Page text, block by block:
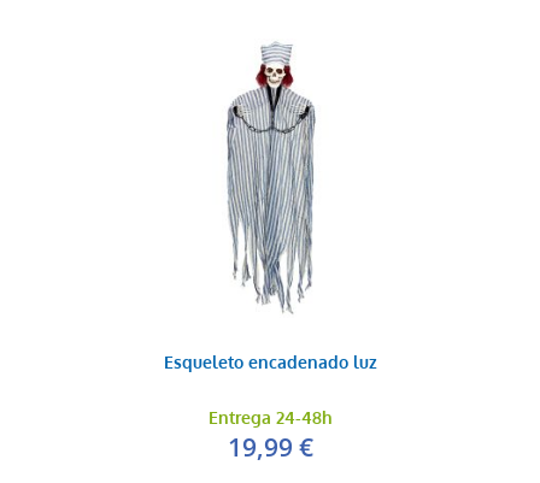
Esqueleto encadenado luz
Entrega 24-48h
19,99 €